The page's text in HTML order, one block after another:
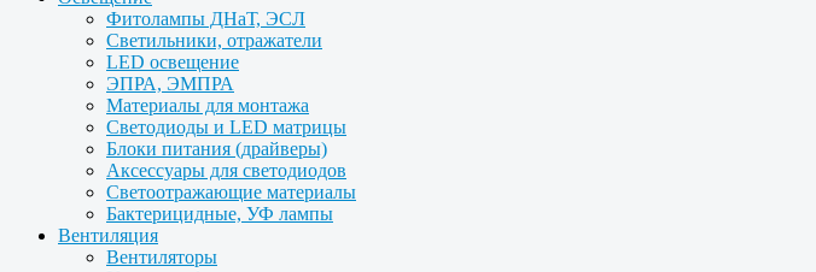
Фитолампы ДНаТ, ЭСЛ
Светильники, отражатели
LED освещение
ЭПРА, ЭМПРА
Материалы для монтажа
Светодиоды и LED матрицы
Блоки питания (драйверы)
Аксессуары для светодиодов
Светоотражающие материалы
Бактерицидные, УФ лампы
Вентиляция
Вентиляторы